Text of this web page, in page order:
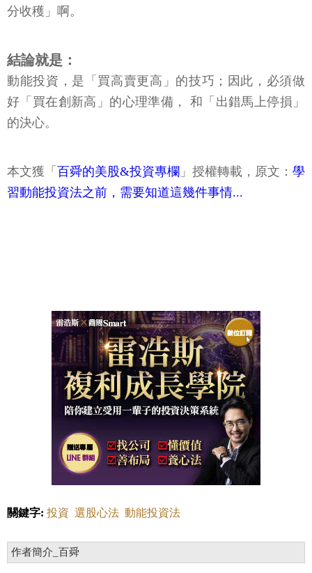
分收穫」啊。
結論就是：
動能投資，是「買高賣更高」的技巧；因此，必須做
好「買在創新高」的心理準備， 和「出錯馬上停損」
的決心。
本文獲「 百舜的美股&投資專欄 」授權轉載，原文： 學
習動能投資法之前，需要知道這幾件事情...
關鍵字: 投資 選股心法 動能投資法
作者簡介_百舜